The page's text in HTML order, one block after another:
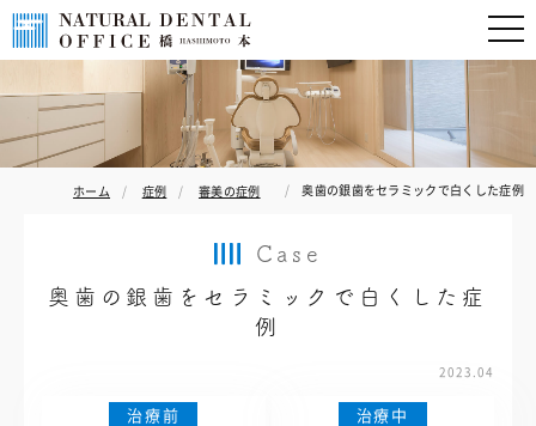
ホーム 症例 審美の症例 奥歯の銀歯をセラミックで白くした症例
Case
奥歯の銀歯をセラミックで白くした症
例
2023.04
治療前 治療中